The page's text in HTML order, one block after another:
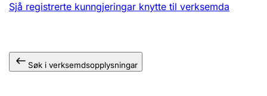
Andre tema
Sjå registrerte kunngjeringar knytte til verksemda
Søk i verksemdsopplysningar